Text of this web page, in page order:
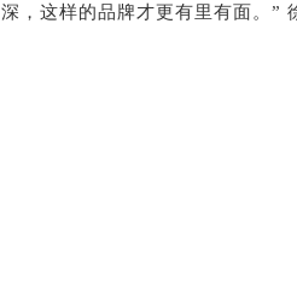
深，这样的品牌才更有里有面。”